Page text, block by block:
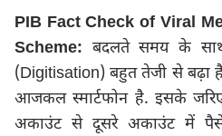
PIB Fact Check of Viral
Scheme: बदलते समय के
(Digitisation) बहुत तेजी से बढ़ा
आजकल स्मार्टफोन है. इसके
अकाउंट से दूसरे अकाउंट में